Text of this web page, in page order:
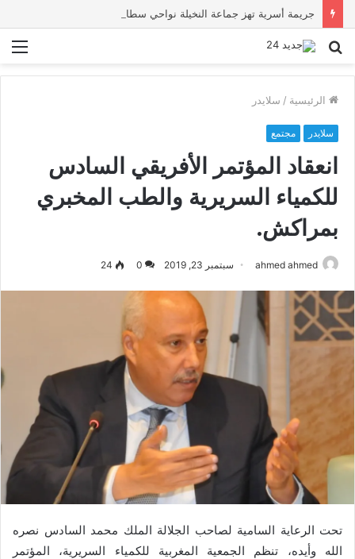
بحث
الرئيسية / سلايدر
سلايدر مجتمع
انعقاد المؤتمر الأفريقي السادس
للكمياء السريرية والطب المخبري
بمراكش.
ahmed ahmed سبتمبر 23, 2019 0
24
تحت الرعاية السامية لصاحب الجلالة الملك محمد السادس نصره
الله وأيده، تنظم الجمعية المغربية للكمياء السريرية، المؤتمر